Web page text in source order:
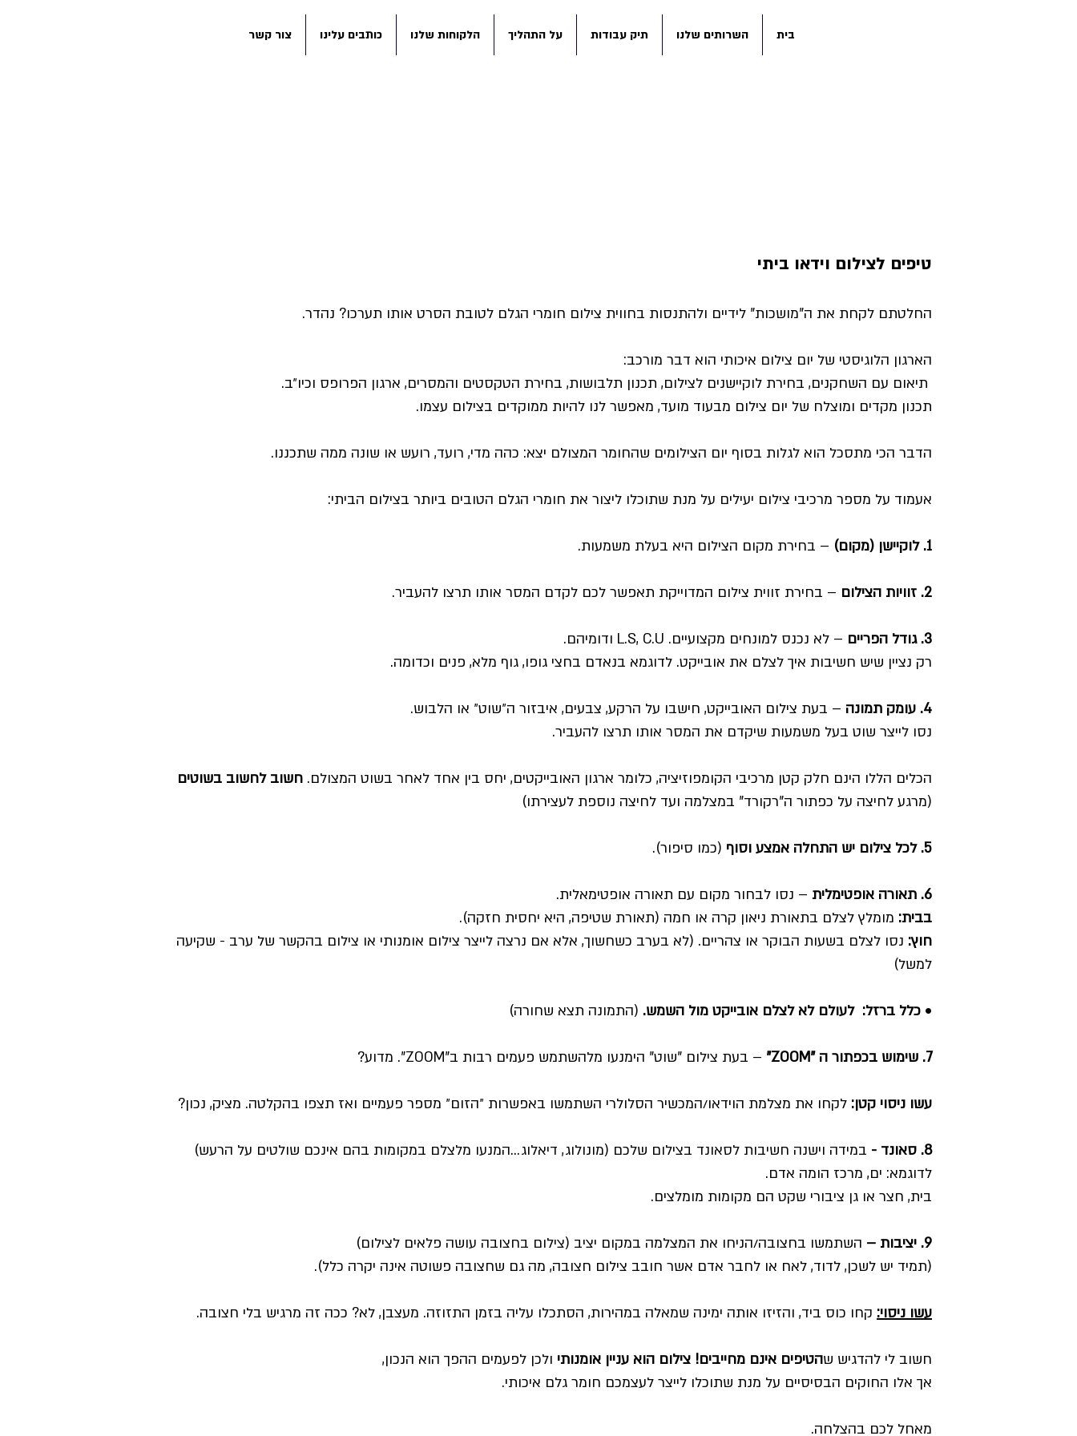
צור קשר כותבים עלינו הלקוחות שלנו על התהליך תיק עבודות השרותים שלנו בית
טיפים לצילום וידאו ביתי
החלטתם לקחת את ה"מושכות" לידיים ולהתנסות בחווית צילום חומרי הגלם לטובת הסרט אותו תערכו? נהדר.
הארגון הלוגיסטי של יום צילום איכותי הוא דבר מורכב:
תיאום עם השחקנים, בחירת לוקיישנים לצילום, תכנון תלבושות, בחירת הטקסטים והמסרים, ארגון הפרופס וכיו״ב.
תכנון מקדים ומוצלח של יום צילום מבעוד מועד, מאפשר לנו להיות ממוקדים בצילום עצמו.
הדבר הכי מתסכל הוא לגלות בסוף יום הצילומים שהחומר המצולם יצא: כהה מדי, רועד, רועש או שונה ממה שתכננו.
אעמוד על מספר מרכיבי צילום יעילים על מנת שתוכלו ליצור את חומרי הגלם הטובים ביותר בצילום הביתי:
1. לוקיישן (מקום) – בחירת מקום הצילום היא בעלת משמעות.
2. זוויות הצילום – בחירת זווית צילום המדוייקת תאפשר לכם לקדם המסר אותו תרצו להעביר.
3. גודל הפריים
– לא נכנס למונחים מקצועיים. L.S, C.U ודומיהם.
רק נציין שיש חשיבות איך לצלם את אובייקט. לדוגמא בנאדם בחצי גופו, גוף מלא, פנים וכדומה.
4. עומק תמונה
– בעת צילום האובייקט, חישבו על הרקע, צבעים, איבזור ה״שוט״ או הלבוש.
נסו לייצר שוט בעל משמעות שיקדם את המסר אותו תרצו להעביר.
הכלים הללו הינם חלק קטן מרכיבי הקומפוזיציה, כלומר ארגון האובייקטים, יחס בין אחד לאחר בשוט המצולם. חשוב לחשוב בשוטים
(מרגע לחיצה על כפתור ה"רקורד" במצלמה ועד לחיצה נוספת לעצירתו)
5. לכל צילום יש התחלה אמצע וסוף (כמו סיפור).
6. תאורה אופטימלית
– נסו לבחור מקום עם תאורה אופטימאלית.
בבית: מומלץ לצלם בתאורת ניאון קרה או חמה (תאורת שטיפה, היא יחסית חזקה).
חוץ: נסו לצלם בשעות הבוקר או צהריים. (לא בערב כשחשוך, אלא אם נרצה לייצר צילום אומנותי או צילום בהקשר של ערב - שקיעה
למשל)
• כלל ברזל: לעולם לא לצלם אובייקט מול השמש. (התמונה תצא שחורה)
7. שימוש בכפתור ה "ZOOM" – בעת צילום "שוט" הימנעו מלהשתמש פעמים רבות ב"ZOOM". מדוע?
עשו ניסוי קטן: לקחו את מצלמת הוידאו/המכשיר הסלולרי השתמשו באפשרות ״הזום״ מספר פעמיים ואז תצפו בהקלטה. מציק, נכון?
8. סאונד -
במידה וישנה חשיבות לסאונד בצילום שלכם (מונולוג, דיאלוג...המנעו מלצלם במקומות בהם אינכם שולטים על הרעש)
לדוגמא: ים, מרכז הומה אדם.
בית, חצר או גן ציבורי שקט הם מקומות מומלצים.
9. יציבות –
השתמשו בחצובה/הניחו את המצלמה במקום יציב (צילום בחצובה עושה פלאים לצילום)
(תמיד יש לשכן, לדוד, לאח או לחבר אדם אשר חובב צילום חצובה, מה גם שחצובה פשוטה אינה יקרה כלל).
עשו ניסוי: קחו כוס ביד, והזיזו אותה ימינה שמאלה במהירות, הסתכלו עליה בזמן התזוזה. מעצבן, לא? ככה זה מרגיש בלי חצובה.
חשוב לי להדגיש שהטיפים אינם מחייבים! צילום הוא עניין אומנותי ולכן לפעמים ההפך הוא הנכון,
אך אלו החוקים הבסיסיים על מנת שתוכלו לייצר לעצמכם חומר גלם איכותי.
מאחל לכם בהצלחה.